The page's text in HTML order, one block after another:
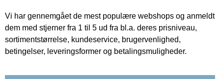
Vi har gennemgået de mest populære webshops og anmeldt
dem med stjerner fra 1 til 5 ud fra bl.a. deres prisniveau,
sortimentstørrelse, kundeservice, brugervenlighed,
betingelser, leveringsformer og betalingsmuligheder.